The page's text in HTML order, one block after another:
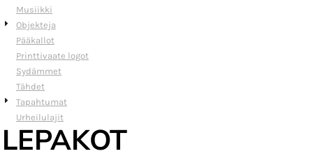
Musiikki
Objekteja
Pääkallot
Printtivaate logot
Sydämmet
Tähdet
Tapahtumat
Urheilulajit
LEPAKOT